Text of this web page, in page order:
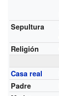
Sepultura
Religión
Casa real
Padre